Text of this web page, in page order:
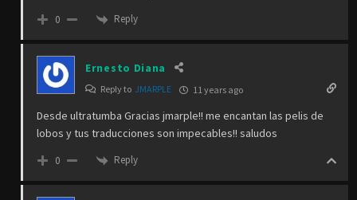
0 Reply
Ernesto Diana
Reply to JMARPLE 11 years ago
Desde ultratumba Gracias jmarple!! me encantan las pelis de
lobos y tus traducciones son impecables!! saludos
0 Reply